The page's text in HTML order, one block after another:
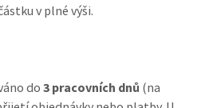
v plné výši.
do 3 pracovních dnů (na